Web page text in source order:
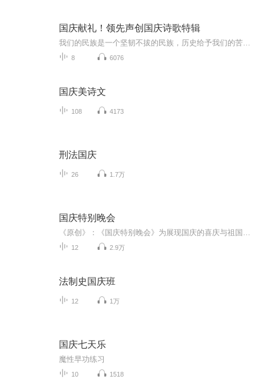
国庆献礼！领先声创国庆诗歌特辑
8 6076
国庆美诗文
108 4173
刑法国庆
26 1.7万
国庆特别晚会
12 2.9万
法制史国庆班
12 1万
国庆七天乐
魔性早功练习
10 1518